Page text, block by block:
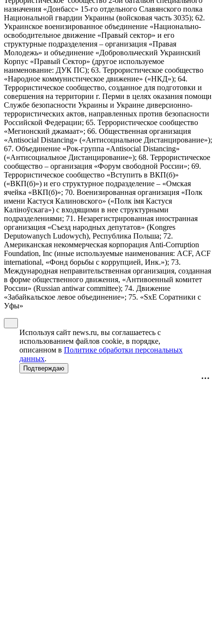
назначения «Донбасс» 15-го отдельного Славянского полка
Национальной гвардии Украины (войсковая часть 3035); 62.
Украинское военизированное объединение «Национально-
освободительное движение «Правый сектор» и его
структурные подразделения – организация «Правая
Молодежь» и объединение «Добровольческий Украинский
Корпус «Правый Сектор» (другое используемое
наименование: ДУК ПС); 63. Террористическое сообщество
«Народное коммунистическое движение» («НКД»); 64.
Террористическое сообщество, созданное для подготовки и
совершения на территории г. Перми в целях оказания помощи
Службе безопасности Украины и Украине диверсионно-
террористических актов, направленных против безопасности
Российской Федерации; 65. Террористическое сообщество
«Мегионский джамаат»; 66. Общественная организация
«Antisocial Distancing» («Антисоциальное Дистанцирование»);
67. Объединение «Рок-группа «Antisocial Distancing»
(«Антисоциальное Дистанцирование»); 68. Террористическое
сообщество – организация «Форум свободной России»; 69.
Террористическое сообщество «Вступить в ВКП(б)»
(«ВКП(б)») и его структурное подразделение – «Омская
ячейка «ВКП(б)»; 70. Военизированная организация «Полк
имени Кастуся Калиновского» («Полк iмя Кастуся
Калiноўскага») с входящими в нее структурными
подразделениями; 71. Незарегистрированная иностранная
организация «Съезд народных депутатов» (Kongres
Deputowanych Ludowych), Республика Польша; 72.
Американская некоммерческая корпорация Anti-Corruption
Foundation, Inc (иные используемые наименования: ACF, ACF
international, «Фонд борьбы с коррупцией, Инк.»); 73.
Международная неправительственная организация, созданная
в форме общественного движения, «Антивоенный комитет
России» (Russian antiwar committee); 74. Движение
«Забайкальское левое объединение»; 75. «SxE Соратники с
Уфы»
Используя сайт news.ru, вы соглашаетесь с
использованием файлов cookie, в порядке,
описанном в Политике обработки персональных
данных.
Подтверждаю